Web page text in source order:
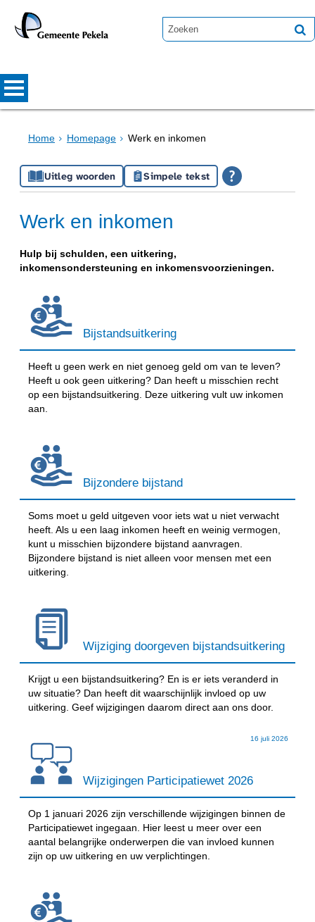
Home Homepage Werk en inkomen
Uitleg woorden Simpele tekst
Werk en inkomen
Hulp bij schulden, een uitkering,
inkomensondersteuning en inkomensvoorzieningen.
Bijstandsuitkering
Heeft u geen werk en niet genoeg geld om van te leven?
Heeft u ook geen uitkering? Dan heeft u misschien recht
op een bijstandsuitkering. Deze uitkering vult uw inkomen
aan.
Bijzondere bijstand
Soms moet u geld uitgeven voor iets wat u niet verwacht
heeft. Als u een laag inkomen heeft en weinig vermogen,
kunt u misschien bijzondere bijstand aanvragen.
Bijzondere bijstand is niet alleen voor mensen met een
uitkering.
Wijziging doorgeven bijstandsuitkering
Krijgt u een bijstandsuitkering? En is er iets veranderd in
uw situatie? Dan heeft dit waarschijnlijk invloed op uw
uitkering. Geef wijzigingen daarom direct aan ons door.
Wijzigingen Participatiewet 2026
16 juli 2026
Op 1 januari 2026 zijn verschillende wijzigingen binnen de
Participatiewet ingegaan. Hier leest u meer over een
aantal belangrijke onderwerpen die van invloed kunnen
zijn op uw uitkering en uw verplichtingen.